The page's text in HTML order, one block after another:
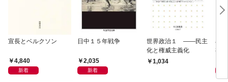
宣長とベルクソン
4,840
新着
日中１５年戦争
2,035
新着
世界政治１ ――民主
化と権威主義化
1,034
石
導